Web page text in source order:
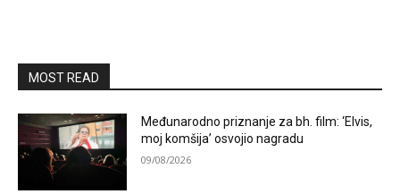
MOST READ
Međunarodno priznanje za bh. film: ‘Elvis,
moj komšija’ osvojio nagradu
09/08/2026